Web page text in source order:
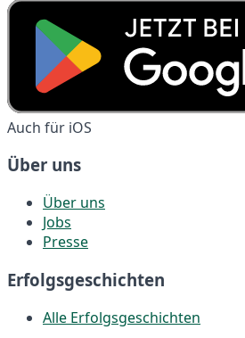
Auch für iOS
Über uns
Über uns
Jobs
Presse
Erfolgsgeschichten
Alle Erfolgsgeschichten